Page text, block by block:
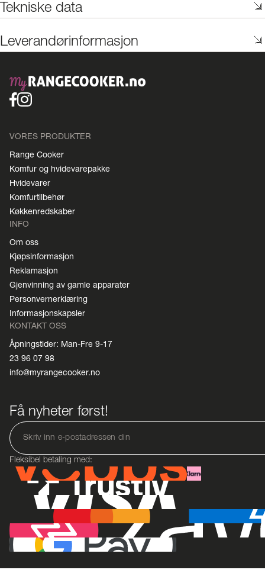
Tekniske data
Leverandørinformasjon
VORES PRODUKTER
Range Cooker
Komfur og hvidevarepakke
Hvidevarer
Komfurtilbehør
Køkkenredskaber
INFO
Om oss
Kjøpsinformasjon
Reklamasjon
Gjenvinning av gamle apparater
Personvernerklæring
Informasjonskapsler
KONTAKT OSS
Åpningstider: Man-Fre 9-17
23 96 07 98
info@myrangecooker.no
Få nyheter først!
Fleksibel betaling med: